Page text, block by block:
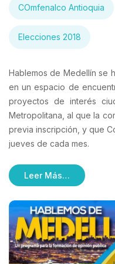
COmfenalco Antioquia
Elecciones 2018
Hablemos de Medellín se
en un espacio de
proyectos de interés
Metropolitana, al que la
previa inscripción, y que
jueves de cada mes.
Leer Más…